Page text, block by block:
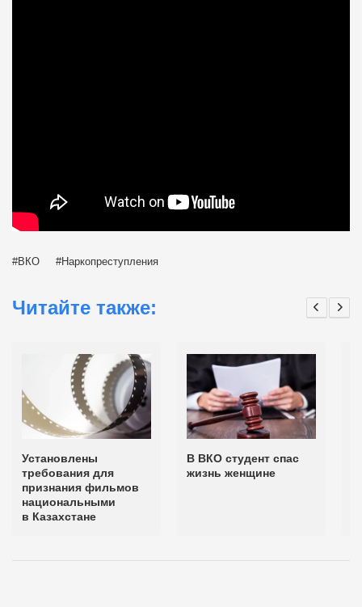
ВКО Наркопреступления
Читайте также:
Установлены
требования для
признания фильмов
национальными
в Казахстане
В ВКО студент спас
жизнь женщине